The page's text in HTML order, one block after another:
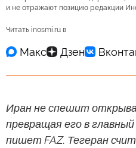
и не отражают позицию редакции
Читать inosmi.ru в
Иран не спешит
превращая его в
пишет FAZ. Тегеран